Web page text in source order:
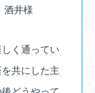
井様
く通ってい
共にした主